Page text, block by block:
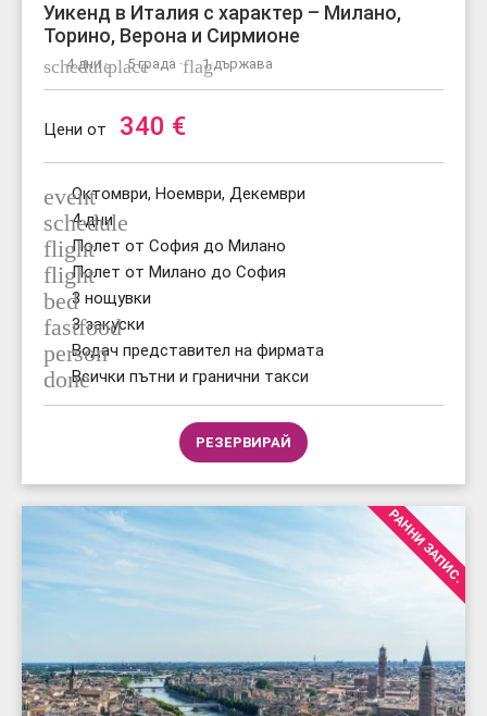
Уикенд в Италия с характер – Милано,
Торино, Верона и Сирмионе
schedule
4 дни ·place5 града ·flag1 държава
Цени от 340 €
event
Октомври, Ноември, Декември
schedule
4 дни
flightПолет от София до Милано
flightПолет от Милано до София
bed3 нощувки
fastfood
3 закуски
person
Водач представител на фирмата
doneВсички пътни и гранични такси
РЕЗЕРВИРАЙ
РАННИ ЗАПИС.